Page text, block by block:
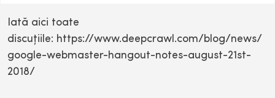
Iată aici toate
discuţiile: https://www.deepcrawl.com/blog/news/
google-webmaster-hangout-notes-august-21st-
2018/